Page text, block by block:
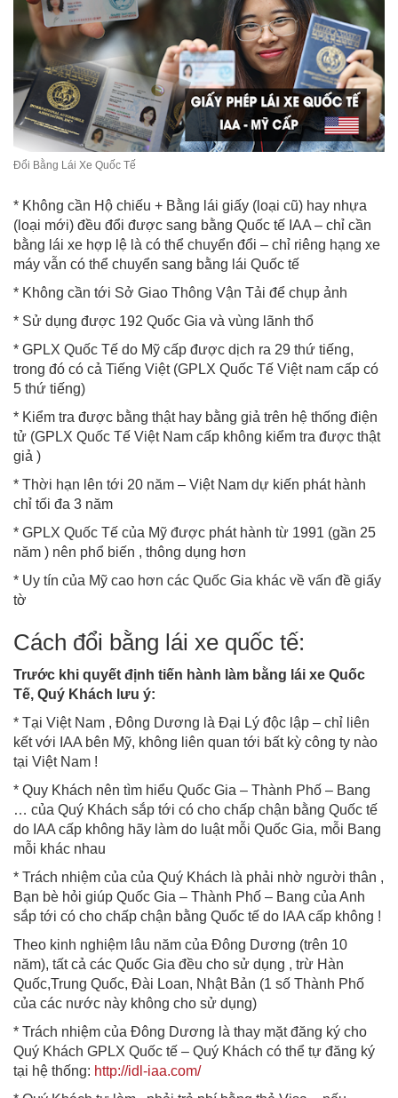
Đổi Bằng Lái Xe Quốc Tế
* Không cần Hộ chiếu + Bằng lái giấy (loại cũ) hay nhựa
(loại mới) đều đổi được sang bằng Quốc tế IAA – chỉ cần
bằng lái xe hợp lệ là có thể chuyển đổi – chỉ riêng hạng xe
máy vẫn có thể chuyển sang bằng lái Quốc tế
* Không cần tới Sở Giao Thông Vận Tải để chụp ảnh
* Sử dụng được 192 Quốc Gia và vùng lãnh thổ
* GPLX Quốc Tế do Mỹ cấp được dịch ra 29 thứ tiếng,
trong đó có cả Tiếng Việt (GPLX Quốc Tế Việt nam cấp có
5 thứ tiếng)
* Kiểm tra được bằng thật hay bằng giả trên hệ thống điện
tử (GPLX Quốc Tế Việt Nam cấp không kiểm tra được thật
giả )
* Thời hạn lên tới 20 năm – Việt Nam dự kiến phát hành
chỉ tối đa 3 năm
* GPLX Quốc Tế của Mỹ được phát hành từ 1991 (gần 25
năm ) nên phổ biến , thông dụng hơn
* Uy tín của Mỹ cao hơn các Quốc Gia khác về vấn đề giấy
tờ
Cách đổi bằng lái xe quốc tế:
Trước khi quyết định tiến hành làm bằng lái xe Quốc
Tế, Quý Khách lưu ý:
* Tại Việt Nam , Đông Dương là Đại Lý độc lập – chỉ liên
kết với IAA bên Mỹ, không liên quan tới bất kỳ công ty nào
tại Việt Nam !
* Quy Khách nên tìm hiểu Quốc Gia – Thành Phố – Bang
… của Quý Khách sắp tới có cho chấp chận bằng Quốc tế
do IAA cấp không hãy làm do luật mỗi Quốc Gia, mỗi Bang
mỗi khác nhau
* Trách nhiệm của của Quý Khách là phải nhờ người thân ,
Bạn bè hỏi giúp Quốc Gia – Thành Phố – Bang của Anh
sắp tới có cho chấp chận bằng Quốc tế do IAA cấp không !
Theo kinh nghiệm lâu năm của Đông Dương (trên 10
năm), tất cả các Quốc Gia đều cho sử dụng , trừ Hàn
Quốc,Trung Quốc, Đài Loan, Nhật Bản (1 số Thành Phố
của các nước này không cho sử dụng)
* Trách nhiệm của Đông Dương là thay mặt đăng ký cho
Quý Khách GPLX Quốc tế – Quý Khách có thể tự đăng ký
tại hệ thống: http://idl-iaa.com/